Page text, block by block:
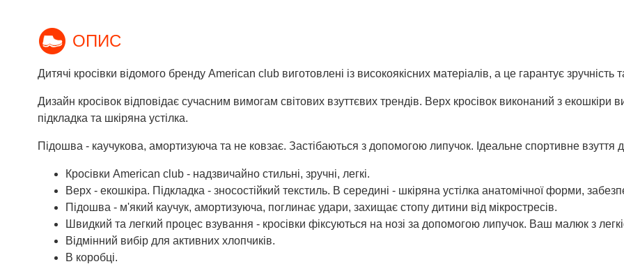
ОПИС
Дитячі кросівки відомого бренду American club виготовлені із високоякісних матеріалів, а це гарантує
Дизайн кросівок відповідає сучасним вимогам світових взуттєвих трендів. Верх кросівок виконаний з екошкіри
підкладка та шкіряна устілка.
Підошва - каучукова, амортизуюча та не ковзає. Застібаються з допомогою липучок. Ідеальне спортивне взуття
Кросівки American club - надзвичайно стильні, зручні, легкі.
Верх - екошкіра. Підкладка - зносостійкий текстиль. В середині - шкіряна устілка анатомічної форми,
Підошва - м'який каучук, амортизуюча, поглинає удари, захищає стопу дитини від мікростресів.
Швидкий та легкий процес взування - кросівки фіксуються на нозі за допомогою липучок. Ваш малюк з
Відмінний вибір для активних хлопчиків.
В коробці.